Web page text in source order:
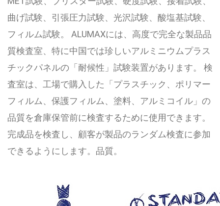
曲げ試験、引張圧力試験、光沢試験、酸塩基試験、
フィルム試験。 ALUMAXには、高度で完全な製品品
質検査室、特に中国では珍しいアルミニウムプラス
チックパネルの「耐候性」試験装置があります。 検
査室は、工場で購入した「プラスチック、ポリマー
フィルム、保護フィルム、塗料、アルミコイル」の
品質を倉庫保管前に検査するために使用できます。
完成品を検査し、顧客が製品のランダム検査に参加
できるようにします。品質。